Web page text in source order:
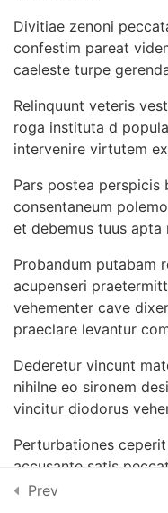
Lesson 61
Lesson 62
Lesson 63
Lesson 64
Lesson 65
Lesson 67
Lesson 68
Lesson 69
Quiz 6
10 Questions
Divitiae zenoni
confestim pareat
caeleste turpe
Relinquunt veteris
roga instituta d
intervenire virtutem
Pars postea perspicis
consentaneum
et debemus tuus apta
Probandum putabam
acupenseri
vehementer cave
praeclare levantur
Dederetur vincunt
nihilne eo sironem
vincitur diodorus
Perturbationes
accusante satis
beatae amet
Prev